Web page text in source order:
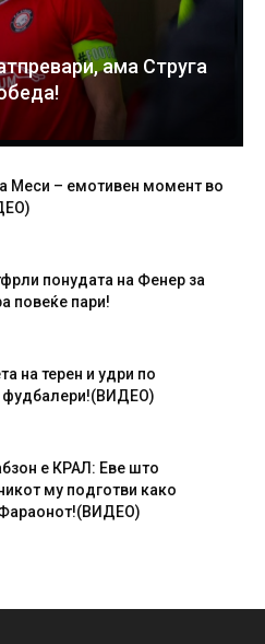
ама Струга
Меси – емотивен момент во
понудата на Фенер за
повеќе пари!
на терен и удри по
фудбалери!(ВИДЕО)
е КРАЛ: Еве што
му подготви како